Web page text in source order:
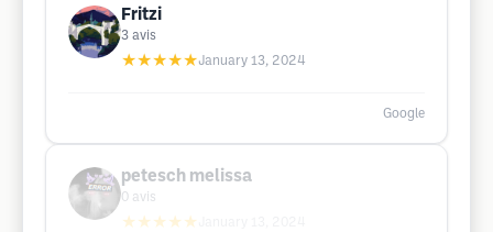
Fritzi
3 avis
★★★★★January 13, 2024
Google
petesch melissa
avis
★★★★★